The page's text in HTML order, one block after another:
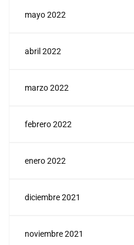
mayo 2022
abril 2022
marzo 2022
febrero 2022
enero 2022
diciembre 2021
noviembre 2021